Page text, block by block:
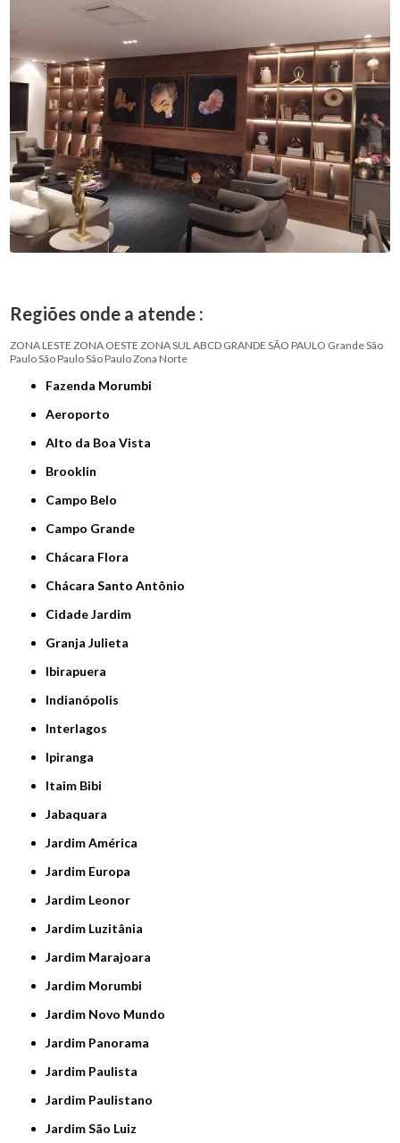
Regiões onde a atende :
ZONA LESTE ZONA OESTE ZONA SUL ABCD GRANDE SÃO PAULO Grande São
PauloSão PauloSão PauloZona Norte
Fazenda Morumbi
Aeroporto
Alto da Boa Vista
Brooklin
Campo Belo
Campo Grande
Chácara Flora
Chácara Santo Antônio
Cidade Jardim
Granja Julieta
Ibirapuera
Indianópolis
Interlagos
Ipiranga
Itaim Bibi
Jabaquara
Jardim América
Jardim Europa
Jardim Leonor
Jardim Luzitânia
Jardim Marajoara
Jardim Morumbi
Jardim Novo Mundo
Jardim Panorama
Jardim Paulista
Jardim Paulistano
Jardim São Luiz